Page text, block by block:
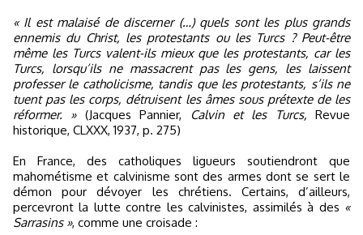
« Il est malaisé de discerner (…) quels sont les plus grands
ennemis du Christ, les protestants ou les Turcs ? Peut-être
même les Turcs valent-ils mieux que les protestants, car les
Turcs, lorsqu’ils ne massacrent pas les gens, les laissent
professer le catholicisme, tandis que les protestants, s’ils ne
tuent pas les corps, détruisent les âmes sous prétexte de les
réformer. »(Jacques Pannier, Calvin et les Turcs, Revue
historique, CLXXX, 1937, p. 275)
En France, des catholiques ligueurs soutiendront que
mahométisme et calvinisme sont des armes dont se sert le
démon pour dévoyer les chrétiens. Certains, d’ailleurs,
percevront la lutte contre les calvinistes, assimilés à des «
Sarrasins », comme une croisade :